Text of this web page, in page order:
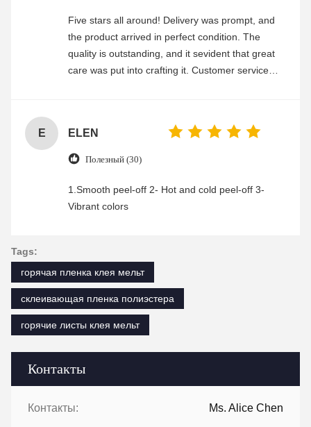
Контакты
Контакты: Ms. Alice Chen
Five stars all around! Delivery was prompt, and
the product arrived in perfect condition. The
quality is outstanding, and it sevident that great
care was put into crafting it. Customer service
E ELEN
Полезный (30)
1.Smooth peel-off 2- Hot and cold peel-off 3-
Vibrant colors
Tags:
горячая пленка клея мельт
склеивающая пленка полиэстера
горячие листы клея мельт